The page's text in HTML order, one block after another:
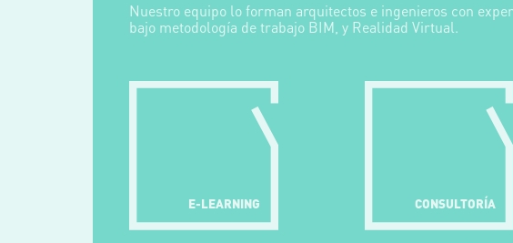
Nuestro equipo lo forman arquitectos e ingenieros con
bajo metodología de trabajo BIM, y Realidad Virtual.
E-LEARNING CONSULTORÍA